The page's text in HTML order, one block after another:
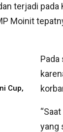
terjadi
Moinit
Cup,
Pada
yang